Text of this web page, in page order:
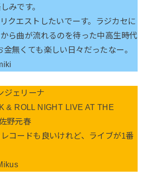
みです。
クエストしたいでーす。ラジカセに
ら曲が流れるのを待った中高生時代
無くても楽しい日々だったなー。
ジェリーナ
& ROLL NIGHT LIVE AT THE
野元春
コードも良いけれど、ライブが1番